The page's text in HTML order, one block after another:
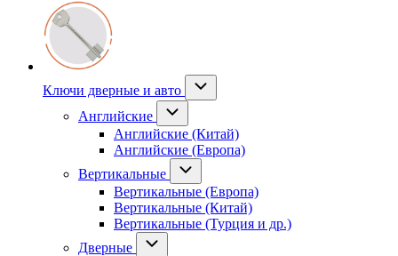
Ключи дверные и авто
Английские
Английские (Китай)
Английские (Европа)
Вертикальные
Вертикальные (Европа)
Вертикальные (Китай)
Вертикальные (Турция и др.)
Дверные